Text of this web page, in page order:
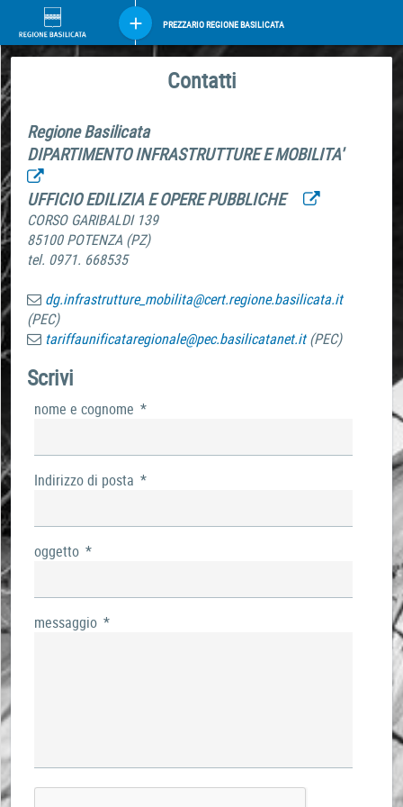
PREZZARIO REGIONE BASILICATA
Contatti
Regione Basilicata
DIPARTIMENTO INFRASTRUTTURE E MOBILITA'
UFFICIO EDILIZIA E OPERE PUBBLICHE
CORSO GARIBALDI 139
85100 POTENZA (PZ)
tel. 0971. 668535
dg.infrastrutture_mobilita@cert.regione.basilicata.it
(PEC)
tariffaunificataregionale@pec.basilicatanet.it(PEC)
Scrivi
nome e cognome *
Indirizzo di posta *
oggetto *
messaggio *